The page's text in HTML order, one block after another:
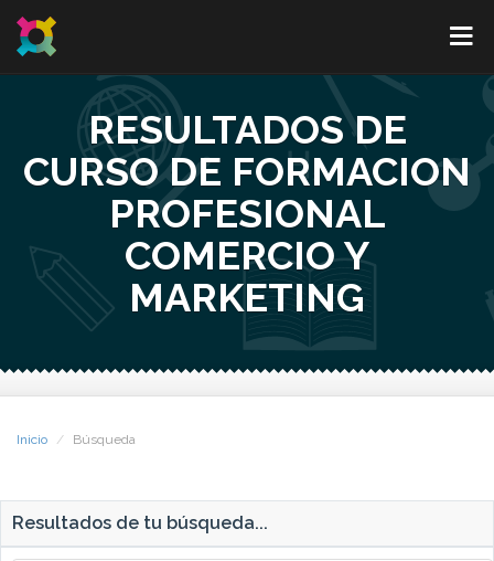
RESULTADOS DE
CURSO DE FORMACION
PROFESIONAL
COMERCIO Y
MARKETING
Inicio Búsqueda
Resultados de tu búsqueda...